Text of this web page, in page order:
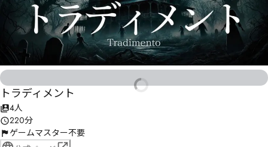
トラディメント
4人
220分
ゲームマスター不要